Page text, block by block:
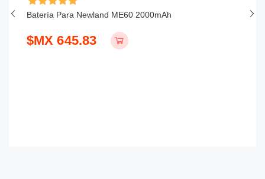
Batería Para Newland ME60 2000mAh
$MX 645.83